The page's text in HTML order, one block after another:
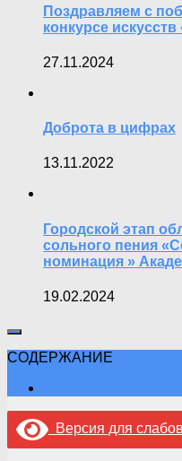
Поздравляем с
конкурсе
27.11.2024
Доброта в цифрах
13.11.2022
Городской этап
сольного пения
номинация »
19.02.2024
СОДЕРЖАНИЕ
Версия для